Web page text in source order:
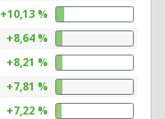
+10,13 %
+8,64 %
+8,21 %
+7,81 %
+7,22 %